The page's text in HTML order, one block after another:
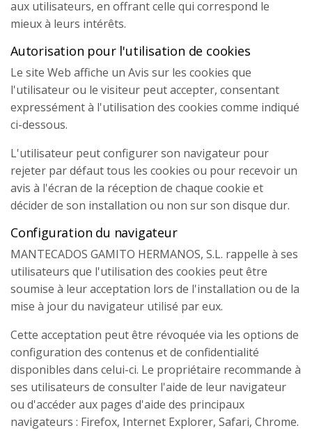
aux utilisateurs, en offrant celle qui correspond le
mieux à leurs intérêts.
Autorisation pour l'utilisation de cookies
Le site Web affiche un Avis sur les cookies que
l'utilisateur ou le visiteur peut accepter, consentant
expressément à l'utilisation des cookies comme indiqué
ci-dessous.
L'utilisateur peut configurer son navigateur pour
rejeter par défaut tous les cookies ou pour recevoir un
avis à l'écran de la réception de chaque cookie et
décider de son installation ou non sur son disque dur.
Configuration du navigateur
MANTECADOS GAMITO HERMANOS, S.L. rappelle à ses
utilisateurs que l'utilisation des cookies peut être
soumise à leur acceptation lors de l'installation ou de la
mise à jour du navigateur utilisé par eux.
Cette acceptation peut être révoquée via les options de
configuration des contenus et de confidentialité
disponibles dans celui-ci. Le propriétaire recommande à
ses utilisateurs de consulter l'aide de leur navigateur
ou d'accéder aux pages d'aide des principaux
navigateurs : Firefox, Internet Explorer, Safari, Chrome.